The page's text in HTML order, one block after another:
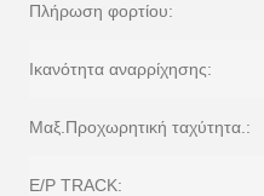
Πλήρωση φορτίου:
Ικανότητα αναρρίχησης:
Μαξ.Προχωρητική ταχύτητα.:
Ε/Ρ TRACK: